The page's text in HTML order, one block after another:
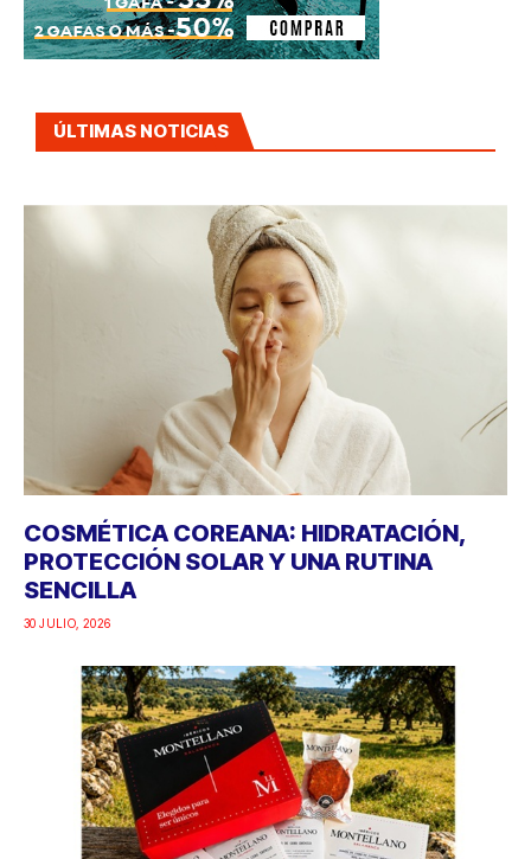
ÚLTIMAS NOTICIAS
COSMÉTICA COREANA: HIDRATACIÓN,
PROTECCIÓN SOLAR Y UNA RUTINA
SENCILLA
30 JULIO, 2026